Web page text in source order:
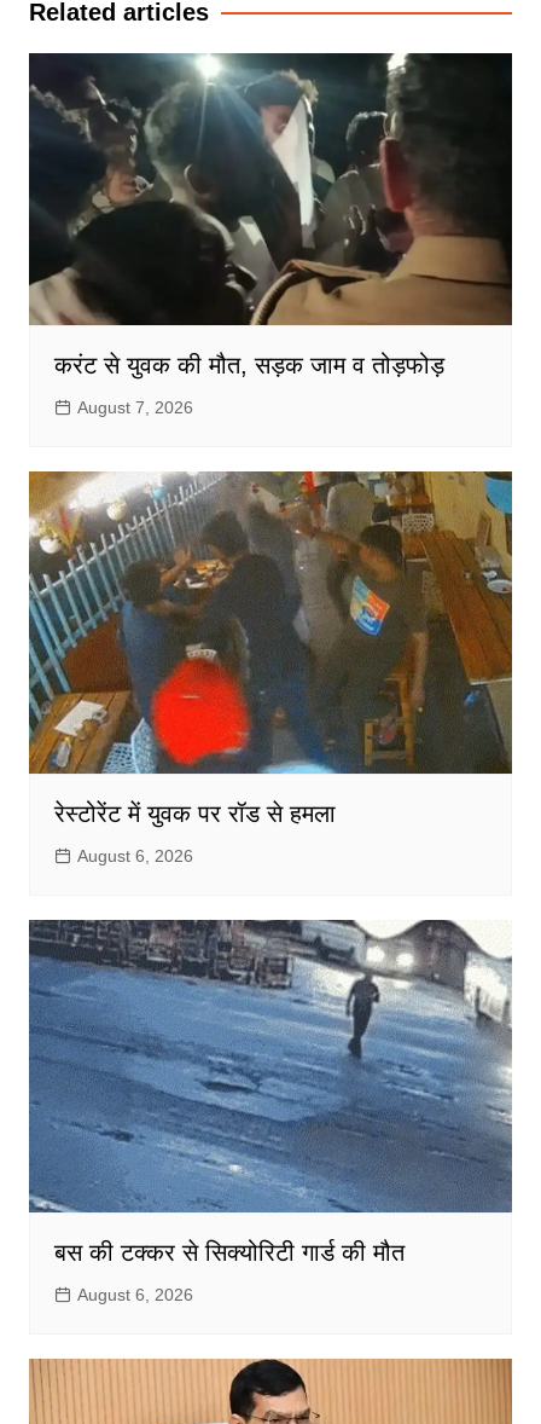
Related articles
करंट से युवक की मौत, सड़क जाम व तोड़फोड़
August 7, 2026
रेस्टोरेंट में युवक पर रॉड से हमला
August 6, 2026
बस की टक्कर से सिक्योरिटी गार्ड की मौत
August 6, 2026